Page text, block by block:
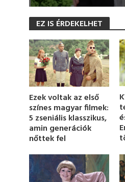
s
o
n
d
s
o
f
9
s
e
c
o
n
s
EZ IS ÉRDEKELHET
Ezek voltak az első
színes magyar filmek:
5 zseniális klasszikus,
amin generációk
nőttek fel